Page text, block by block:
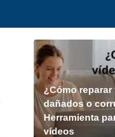
¿Cómo reparar
dañados o
Herramienta
vídeos